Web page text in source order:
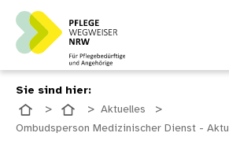
Direkt zum Inhalt
Sie sind hier:
Aktuelles
Ombudsperson Medizinischer Dienst -